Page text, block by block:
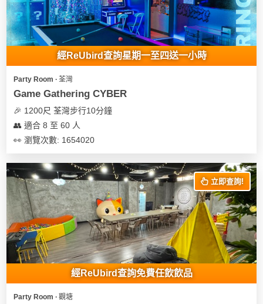
經ReUbird查詢星期一至四送一小時
Party Room ∙ 荃灣
Game Gathering CYBER
🎉 1200尺 荃灣步行10分鐘
👥 適合 8 至 60 人
👀 瀏覽次數: 1654020
立即查詢!
經ReUbird查詢免費任飲飲品
Party Room ∙ 觀塘